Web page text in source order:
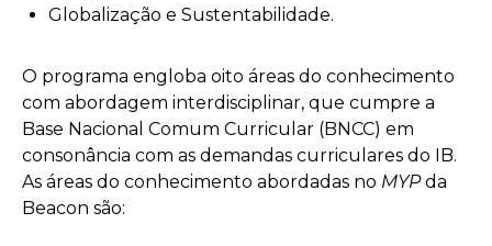
Globalização e Sustentabilidade.
O programa engloba oito áreas do conhecimento
com abordagem interdisciplinar, que cumpre a
Base Nacional Comum Curricular (BNCC) em
consonância com as demandas curriculares do IB.
As áreas do conhecimento abordadas no MYPda
Beacon são: